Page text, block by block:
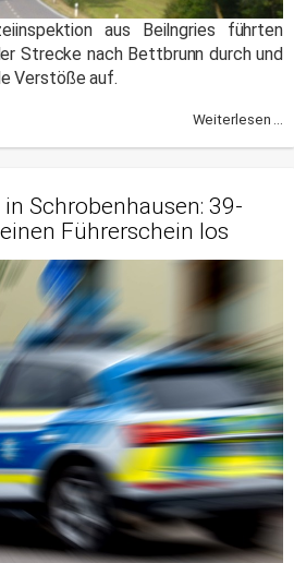
aus Beilngries führten
Strecke nach Bettbrunn durch und
Verstöße auf.
Weiterlesen ...
Schrobenhausen: 39-
Führerschein los